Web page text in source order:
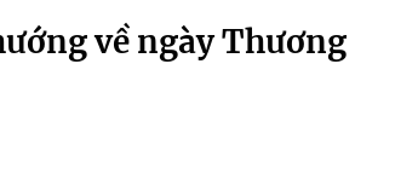
Infographic
về ngày Thương